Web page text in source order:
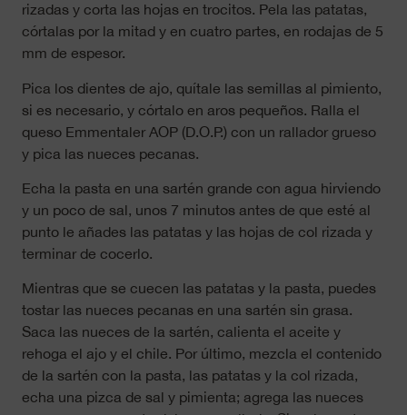
rizadas y corta las hojas en trocitos. Pela las patatas,
córtalas por la mitad y en cuatro partes, en rodajas de 5
mm de espesor.
Pica los dientes de ajo, quítale las semillas al pimiento,
si es necesario, y córtalo en aros pequeños. Ralla el
queso Emmentaler AOP (D.O.P.) con un rallador grueso
y pica las nueces pecanas.
Echa la pasta en una sartén grande con agua hirviendo
y un poco de sal, unos 7 minutos antes de que esté al
punto le añades las patatas y las hojas de col rizada y
terminar de cocerlo.
Mientras que se cuecen las patatas y la pasta, puedes
tostar las nueces pecanas en una sartén sin grasa.
Saca las nueces de la sartén, calienta el aceite y
rehoga el ajo y el chile. Por último, mezcla el contenido
de la sartén con la pasta, las patatas y la col rizada,
echa una pizca de sal y pimienta; agrega las nueces